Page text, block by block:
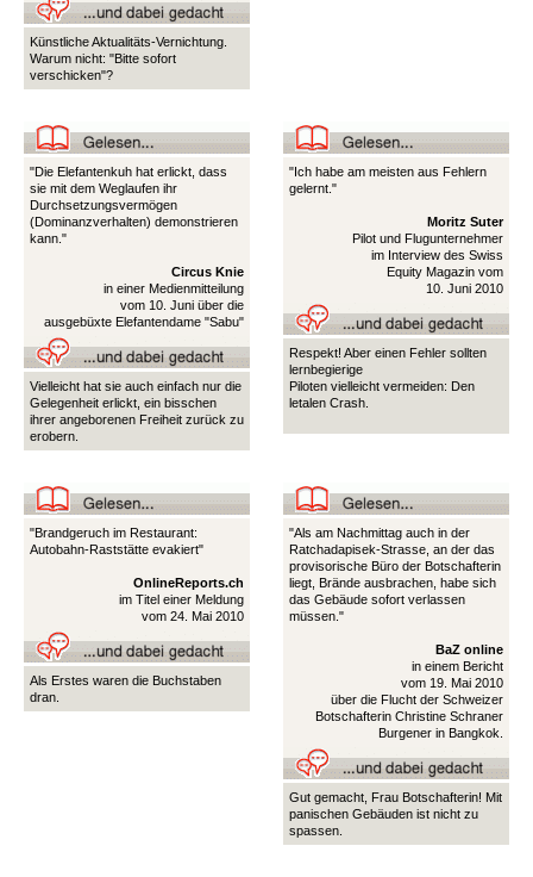
Künstliche Aktualitäts-Vernichtung.
Warum nicht: "Bitte sofort
verschicken"?
"Die Elefantenkuh hat erlickt, dass
sie mit dem Weglaufen ihr
Durchsetzungsvermögen
(Dominanzverhalten) demonstrieren
kann."
Circus Knie
in einer Medienmitteilung
vom 10. Juni über die
ausgebüxte Elefantendame "Sabu"
Vielleicht hat sie auch einfach nur die
Gelegenheit erlickt, ein bisschen
ihrer angeborenen Freiheit zurück zu
erobern.
"Ich habe am meisten aus Fehlern
gelernt."
Moritz Suter
Pilot und Flugunternehmer
im Interview des Swiss
Equity Magazin vom
10. Juni 2010
Respekt! Aber einen Fehler sollten
lernbegierige
Piloten vielleicht vermeiden: Den
letalen Crash.
"Brandgeruch im Restaurant:
Autobahn-Raststätte evakiert"
OnlineReports.ch
im Titel einer Meldung
vom 24. Mai 2010
Als Erstes waren die Buchstaben
dran.
"Als am Nachmittag auch in der
Ratchadapisek-Strasse, an der das
provisorische Büro der Botschafterin
liegt, Brände ausbrachen, habe sich
das Gebäude sofort verlassen
müssen."
BaZ online
in einem Bericht
vom 19. Mai 2010
über die Flucht der Schweizer
Botschafterin Christine Schraner
Burgener in Bangkok.
Gut gemacht, Frau Botschafterin! Mit
panischen Gebäuden ist nicht zu
spassen.